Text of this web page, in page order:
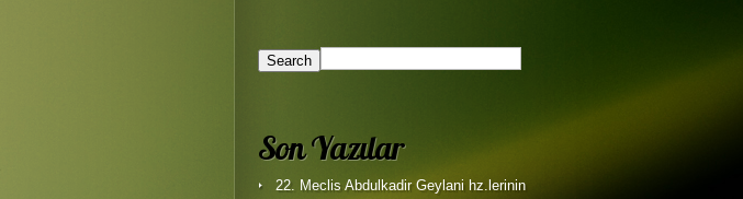
Son Yazılar
22. Meclis Abdulkadir Geylani hz.lerinin